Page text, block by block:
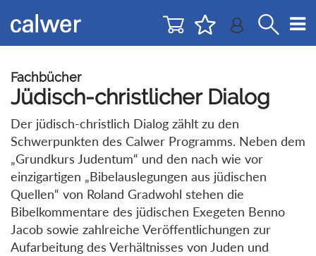
zur
Navigation
zum
Inhalt
Fachbücher
Jüdisch-christlicher Dialog
Der jüdisch-christlich Dialog zählt zu den
Schwerpunkten des Calwer Programms. Neben dem
„Grundkurs Judentum“ und den nach wie vor
einzigartigen „Bibelauslegungen aus jüdischen
Quellen“ von Roland Gradwohl stehen die
Bibelkommentare des jüdischen Exegeten Benno
Jacob sowie zahlreiche Veröffentlichungen zur
Aufarbeitung des Verhältnisses von Juden und